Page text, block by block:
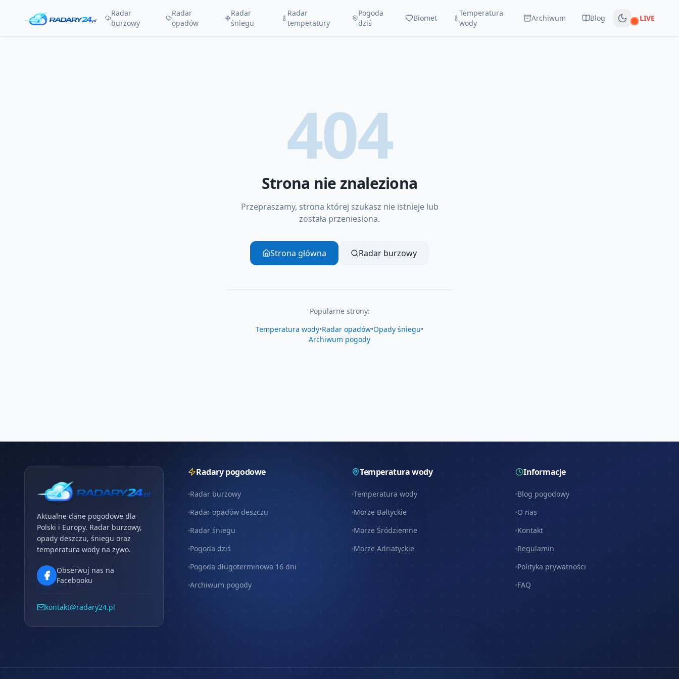
Radar
burzowy
Radar
opadów
Radar
śniegu
Radar
temperatury
Pogoda
dziś
Biomet
Temperatura
wody
Archiwum Blog Na żywo
LIVE
404
Strona nie znaleziona
Przepraszamy, strona której szukasz nie istnieje lub
została przeniesiona.
Strona główna Radar burzowy
Popularne strony:
Temperatura wody•Radar opadów•Opady śniegu•
Archiwum pogody
Aktualne dane pogodowe dla
Polski i Europy. Radar burzowy,
opady deszczu, śniegu oraz
temperatura wody na żywo.
Obserwuj nas na
Facebooku
kontakt@radary24.pl
Radary pogodowe
Radar burzowy
Radar opadów deszczu
Radar śniegu
Pogoda dziś
Pogoda długoterminowa 16 dni
Archiwum pogody
Temperatura wody
Temperatura wody
Morze Bałtyckie
Morze Śródziemne
Morze Adriatyckie
Informacje
Blog pogodowy
O nas
Kontakt
Regulamin
Polityka prywatności
FAQ